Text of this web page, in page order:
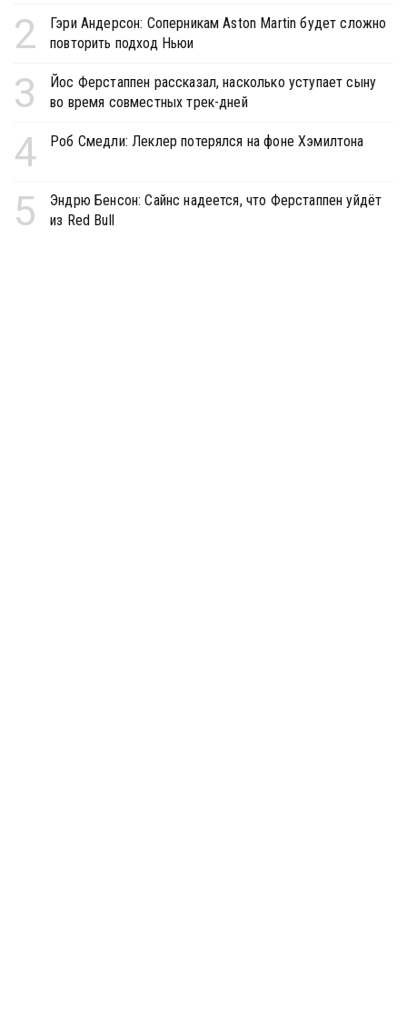
2
Гэри Андерсон: Соперникам Aston Martin будет сложно
повторить подход Ньюи
3
Йос Ферстаппен рассказал, насколько уступает сыну
во время совместных трек-дней
4 Роб Смедли: Леклер потерялся на фоне Хэмилтона
5
Эндрю Бенсон: Сайнс надеется, что Ферстаппен уйдёт
из Red Bull